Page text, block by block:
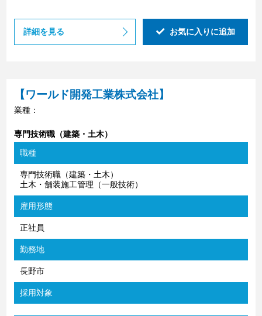
詳細を見る お気に入りに追加
【ワールド開発工業株式会社】
業種：
専門技術職（建築・土木）
職種
専門技術職（建築・土木）
土木・舗装施工管理（一般技術）
雇用形態
正社員
勤務地
長野市
採用対象